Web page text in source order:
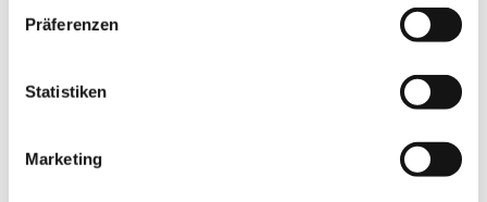
Präferenzen
Statistiken
Marketing